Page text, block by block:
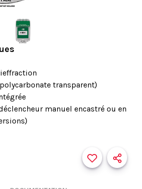
transparent)
manuel encastré ou en